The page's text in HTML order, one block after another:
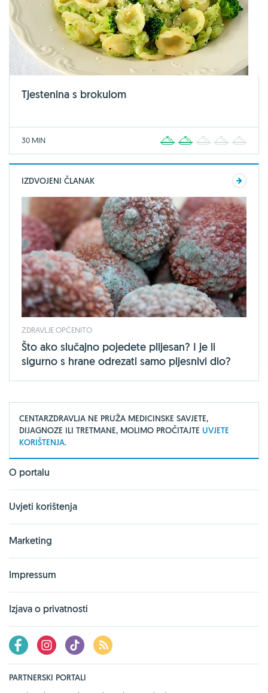
Tjestenina s brokulom
30 MIN 2 3 4
IZDVOJENI ČLANAK
ZDRAVLJE OPĆENITO
Što ako slučajno pojedete plijesan? I je li
sigurno s hrane odrezati samo pljesnivi dio?
CENTARZDRAVLJA NE PRUŽA MEDICINSKE SAVJETE,
DIJAGNOZE ILI TRETMANE, MOLIMO PROČITAJTE UVJETE
KORIŠTENJA.
O portalu
Uvjeti korištenja
Marketing
Impressum
Izjava o privatnosti
PARTNERSKI PORTALI